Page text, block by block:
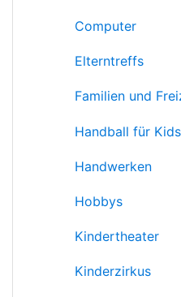
Computer
Elterntreffs
Familien und
Handball für Kids
Handwerken
Hobbys
Kindertheater
Kinderzirkus